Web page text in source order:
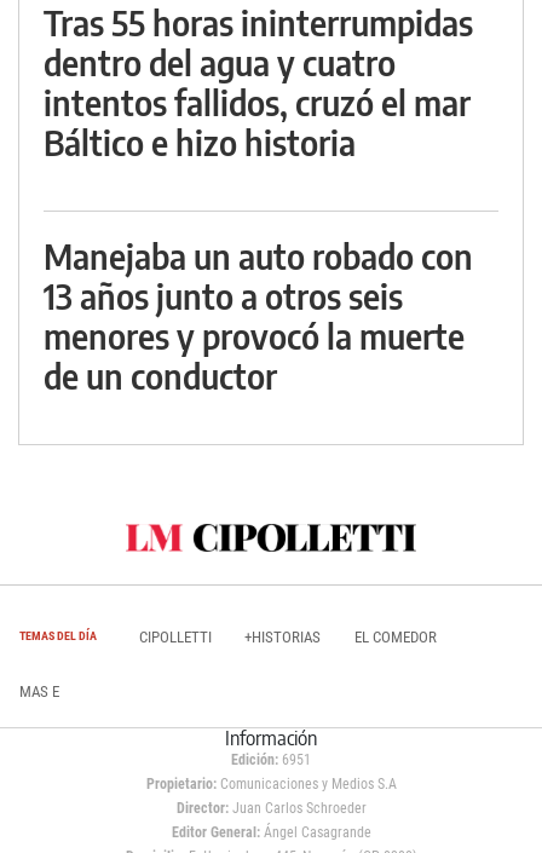
Tras 55 horas ininterrumpidas
dentro del agua y cuatro
intentos fallidos, cruzó el mar
Báltico e hizo historia
Manejaba un auto robado con
13 años junto a otros seis
menores y provocó la muerte
de un conductor
TEMAS DEL DÍA CIPOLLETTI +HISTORIAS EL COMEDOR
MAS E
Información
Edición: 6951
Propietario:Comunicaciones y Medios S.A
Director: Juan Carlos Schroeder
Editor General:Ángel Casagrande